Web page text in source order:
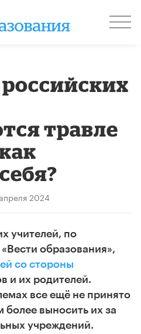
травле
2024
учителей, по
образования»,
со стороны
и их родителей.
все ещё не принято
более выносить их за
учреждений.